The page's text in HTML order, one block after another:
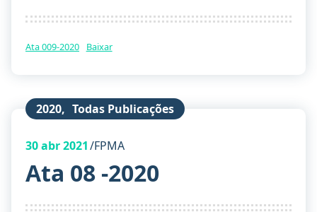
Ata 009-2020 Baixar
2020, Todas Publicações
30abr 2021 FPMA
Ata 08 -2020